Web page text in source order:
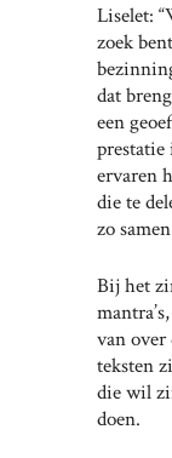
Liselet:
zoek
dat
een
ervaren
die te
zo
Bij het
van over
teksten
die wil
doen.